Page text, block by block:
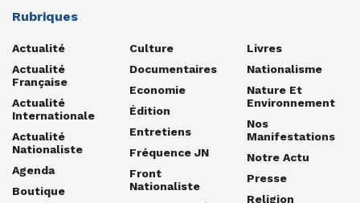
Rubriques
Actualité
Actualité
Française
Actualité
Internationale
Actualité
Nationaliste
Agenda
Boutique
Culture
Documentaires
Economie
Édition
Entretiens
Fréquence JN
Front
Nationaliste
Livres
Nationalisme
Nature Et
Environnement
Nos
Manifestations
Notre Actu
Presse
Religion